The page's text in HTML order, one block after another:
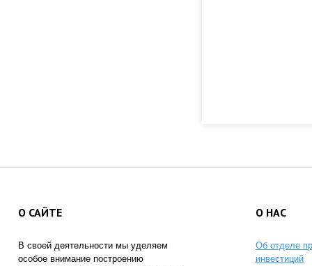
О САЙТЕ
В своей деятельности мы уделяем
особое внимание построению
О НАС
Об отделе
инвестиций